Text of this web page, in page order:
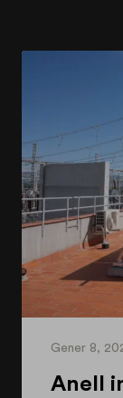
Gener 8,
Anell